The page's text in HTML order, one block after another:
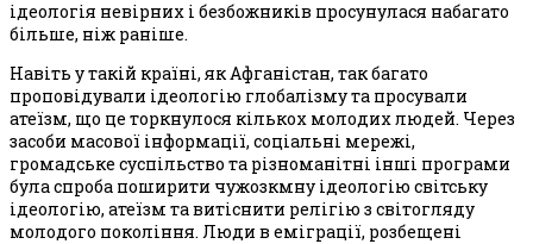
ідеологія невірних і безбожників просунулася набагато
більше, ніж раніше.
Навіть у такій країні, як Афганістан, так багато
проповідували ідеологію глобалізму та просували
атеїзм, що це торкнулося кількох молодих людей. Через
засоби масової інформації, соціальні мережі,
громадське суспільство та різноманітні інші програми
була спроба поширити чужозкмну ідеологію світську
ідеологію, атеїзм та витіснити релігію з світогляду
молодого покоління. Люди в еміграції, розбещені